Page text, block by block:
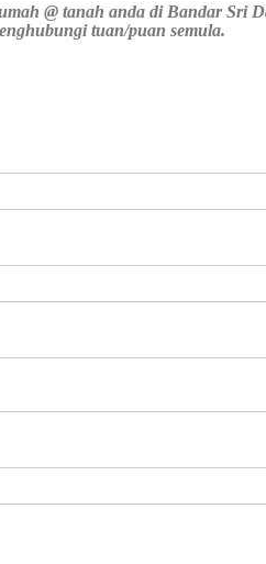
@ tanah anda di Bandar Sri
tuan/puan semula.